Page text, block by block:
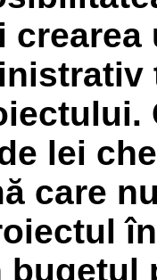
lei
care